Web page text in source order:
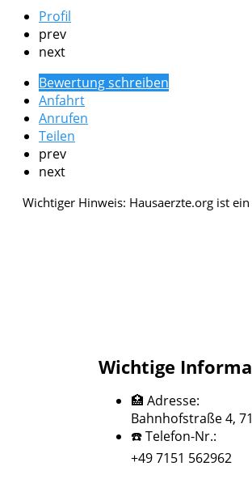
Profil
prev
next
Bewertung schreiben
Anfahrt
Anrufen
Teilen
prev
next
Wichtige
🏥 Adresse:
Bahnhofstraße 4,
☎️ Telefon-Nr.:
+49 7151 562962